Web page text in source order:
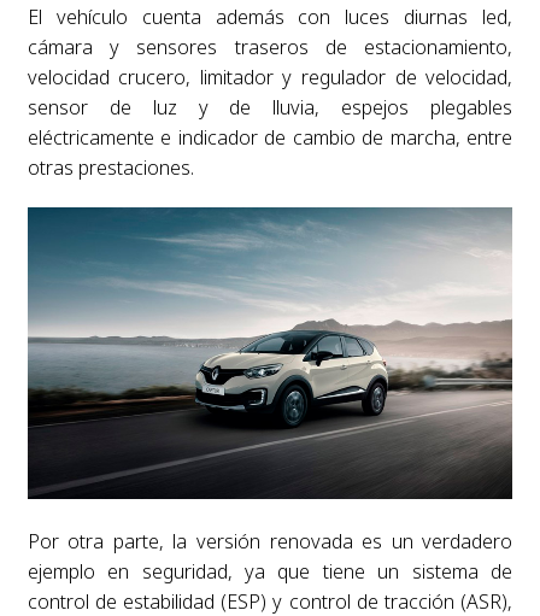
El vehículo cuenta además con luces diurnas led,
cámara y sensores traseros de estacionamiento,
velocidad crucero, limitador y regulador de velocidad,
sensor de luz y de lluvia, espejos plegables
eléctricamente e indicador de cambio de marcha, entre
otras prestaciones.
Por otra parte, la versión renovada es un verdadero
ejemplo en seguridad, ya que tiene un sistema de
control de estabilidad (ESP) y control de tracción (ASR),